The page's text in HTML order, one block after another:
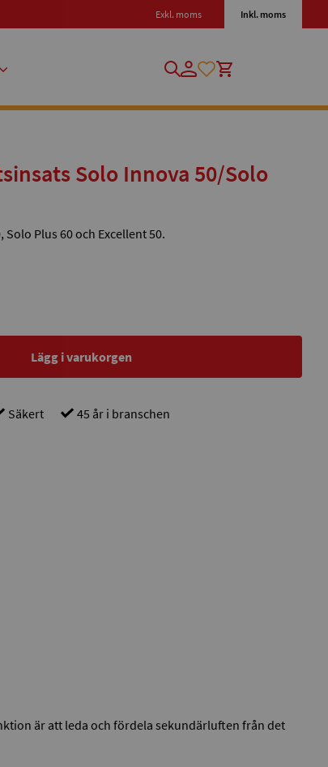
Exkl. moms Inkl. moms
Solo Innova 50/Solo
Plus 60 och Excellent 50.
Lägg i varukorgen
Säkert 45 år i branschen
är att leda och fördela sekundärluften från det